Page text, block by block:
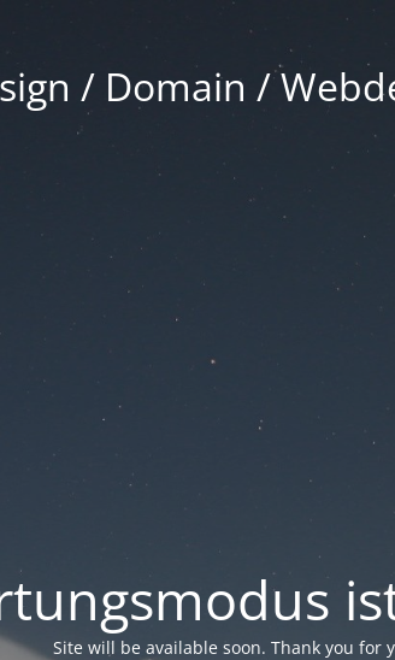
/ Domain /
Site will be available soon. Thank you for